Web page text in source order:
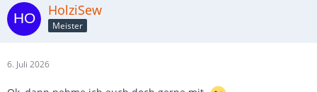
HolziSew
Meister
6. Juli 2026